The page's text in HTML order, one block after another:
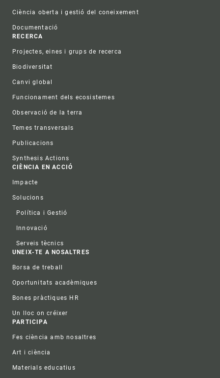
Ciència oberta i gestió del coneixement
Documentació
RECERCA
Projectes, eines i grups de recerca
Biodiversitat
Canvi global
Funcionament dels ecosistemes
Observació de la terra
Temes transversals
Publicacions
Synthesis Actions
CIÈNCIA EN ACCIÓ
Impacte
Solucions
Política i Gestió
Innovació
Serveis tècnics
UNEIX-TE A NOSALTRES
Borsa de treball
Oportunitats acadèmiques
Bones pràctiques HR
Un lloc on créixer
PARTICIPA
Fes ciència amb nosaltres
Art i ciència
Materials educatius